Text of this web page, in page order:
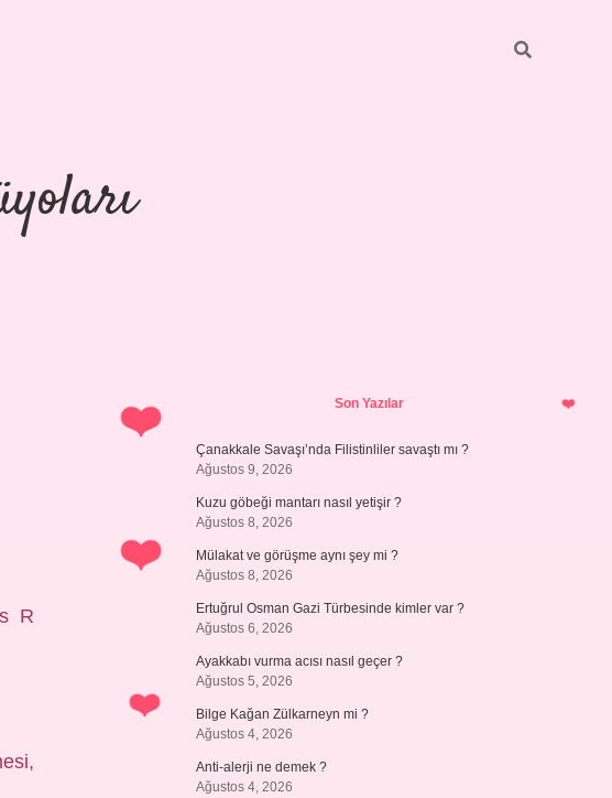
R
SidebarSon Yazılar
Çanakkale Savaşı’nda Filistinliler savaştı mı ?
Ağustos 9, 2026
Kuzu göbeği mantarı nasıl yetişir ?
Ağustos 8, 2026
Mülakat ve görüşme aynı şey mi ?
Ağustos 8, 2026
Ertuğrul Osman Gazi Türbesinde kimler var ?
Ağustos 6, 2026
Ayakkabı vurma acısı nasıl geçer ?
Ağustos 5, 2026
Bilge Kağan Zülkarneyn mi ?
Ağustos 4, 2026
Anti-alerji ne demek ?
Ağustos 4, 2026